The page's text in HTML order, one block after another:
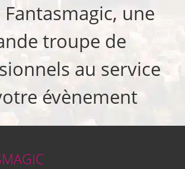
Fantasmagic, une
troupe de
au service
évènement